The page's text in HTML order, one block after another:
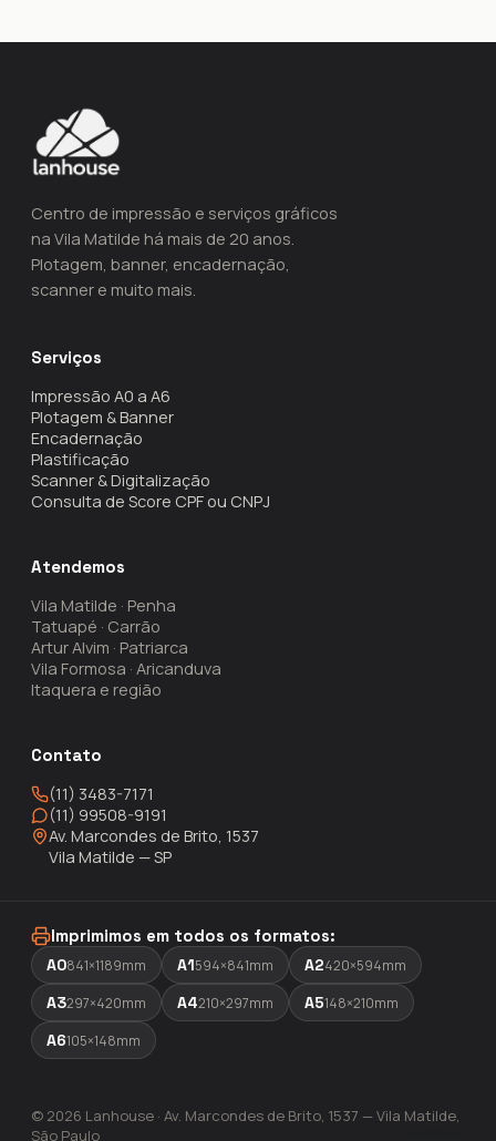
Centro de impressão e serviços gráficos
na Vila Matilde há mais de 20 anos.
Plotagem, banner, encadernação,
scanner e muito mais.
Serviços
Impressão A0 a A6
Plotagem & Banner
Encadernação
Plastificação
Scanner & Digitalização
Consulta de Score CPF ou CNPJ
Atendemos
Vila Matilde · Penha
Tatuapé · Carrão
Artur Alvim · Patriarca
Vila Formosa · Aricanduva
Itaquera e região
Contato
(11) 3483-7171
(11) 99508-9191
Av. Marcondes de Brito, 1537
Vila Matilde — SP
Imprimimos em todos os formatos:
A0841×1189mm A1594×841mm A2420×594mm
A3297×420mm A4210×297mm A5148×210mm
A6105×148mm
© 2026 Lanhouse · Av. Marcondes de Brito, 1537 — Vila Matilde,
São Paulo